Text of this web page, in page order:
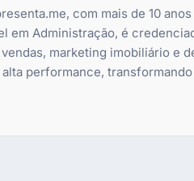
com mais de 10
em Administração, é
marketing imobiliário e
performance,